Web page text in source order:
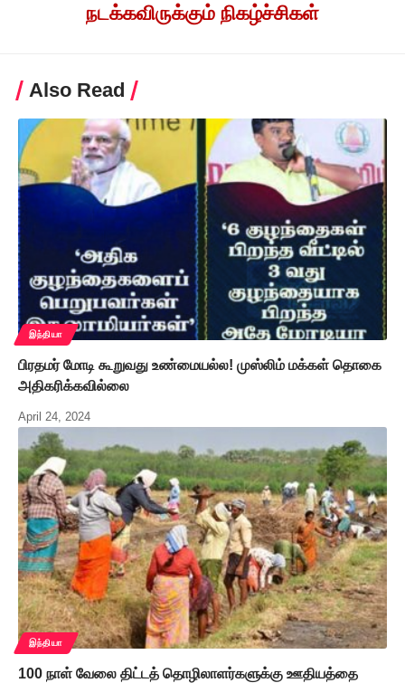
நடக்கவிருக்கும் நிகழ்ச்சிகள்
Also Read
இந்தியா
பிரதமர் மோடி கூறுவது உண்மையல்ல! முஸ்லிம் மக்கள் தொகை
அதிகரிக்கவில்லை
April 24, 2024
இந்தியா
100 நாள் வேலை திட்டத் தொழிலாளர்களுக்கு ஊதியத்தை